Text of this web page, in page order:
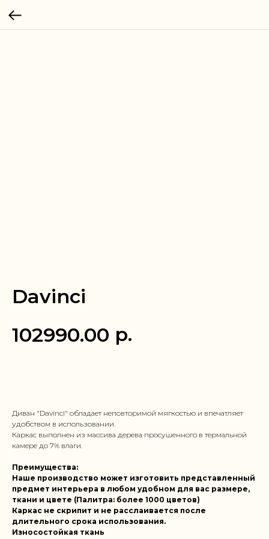
Davinci
102990.00 р.
Диван "Davinci" обладает неповторимой мягкостью и впечатляет
удобством в использовании.
Каркас выполнен из массива дерева просушенного в термальной
камере до 7% влаги.
Преимущества:
Наше производство может изготовить представленный
предмет интерьера в любом удобном для вас размере,
ткани и цвете (Палитра: более 1000 цветов)
Каркас не скрипит и не расслаивается после
длительного срока использования.
Износостойкая ткань